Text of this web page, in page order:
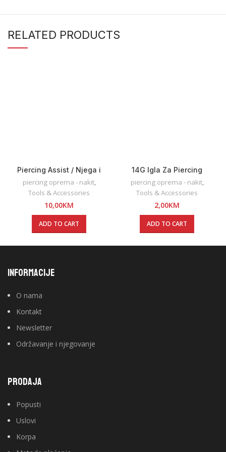
RELATED PRODUCTS
Piercing Assist / Njega i
održavanje piercinga / 20ml
piercing oprema - nakit,
Tools & Accessories
10,00KM
ADD TO CART
14G Igla Za Piercing
piercing oprema - nakit,
Tools & Accessories
2,00KM
ADD TO CART
INFORMACIJE
O nama
Kontakt
Newsletter
Održavanje i njegovanje
PRODAJA
Popusti
Uslovi
Korpa